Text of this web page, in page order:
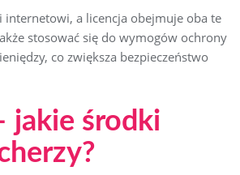
internetowi, a licencja obejmuje oba te
stosować się do wymogów ochrony
co zwiększa bezpieczeństwo
jakie środki